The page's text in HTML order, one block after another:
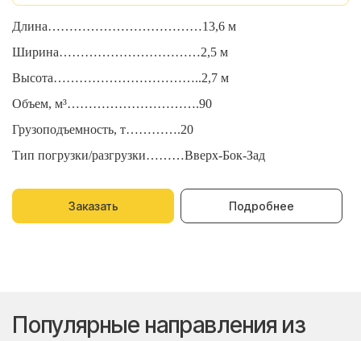
Длина………………………………13,6 м
Ширина……………………………2,5 м
Высота……………………………..2,7 м
Объем, м³………………………….90
Грузоподъемность, т………….20
Тип погрузки/разгрузки………Вверх-Бок-Зад
Заказать Подробнее
Популярные направления из